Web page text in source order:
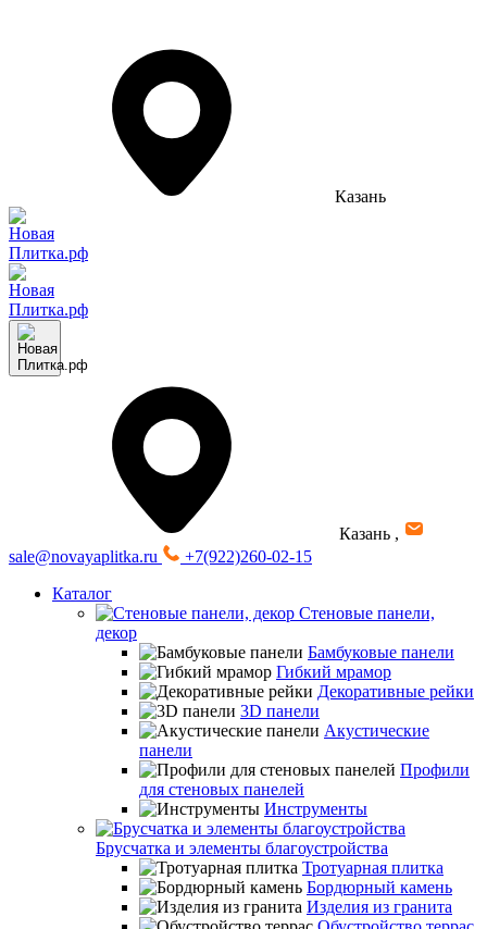
Казань
Казань ,
sale@novayaplitka.ru
+7(922)260-02-15
Каталог
Стеновые панели,
декор
Бамбуковые панели
Гибкий мрамор
Декоративные рейки
3D панели
Акустические
панели
Профили
для стеновых панелей
Инструменты
Брусчатка и элементы благоустройства
Тротуарная плитка
Бордюрный камень
Изделия из гранита